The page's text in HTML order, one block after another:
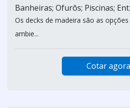
Banheiras; Ofurôs; Piscinas;
Os decks de madeira são as
ambie...
Cotar agora